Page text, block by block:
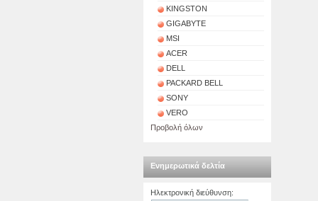
KINGSTON
GIGABYTE
MSI
ACER
DELL
PACKARD BELL
SONY
VERO
Προβολή όλων
Ενημερωτικά δελτία
Ηλεκτρονική διεύθυνση: